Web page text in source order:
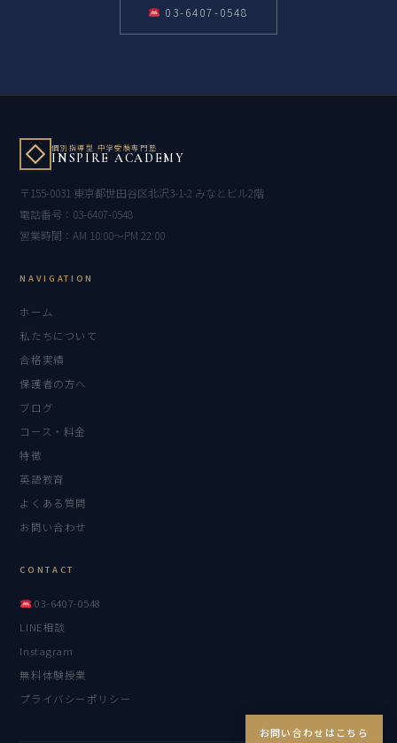
03-6407-0548
個別指導型 中学受験専門塾
INSPIRE ACADEMY
〒155-0031 東京都世田谷区北沢3-1-2 みなとビル2階
電話番号：03-6407-0548
営業時間：AM 10:00〜PM 22:00
NAVIGATION
ホーム
私たちについて
合格実績
保護者の方へ
ブログ
コース・料金
特徴
英語教育
よくある質問
お問い合わせ
CONTACT
03-6407-0548
LINE相談
Instagram
無料体験授業
プライバシーポリシー
お問い合わせはこちら